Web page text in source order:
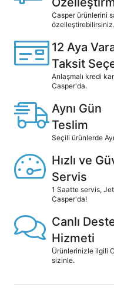
Casper ürünlerini
özelleştirebilirsiniz.
12 Aya
Taksit
Anlaşmalı kredi
Casper'da.
Aynı Gün
Teslim
Seçili ürünlerde
Hızlı ve
Servis
1 Saatte servis,
Casper'da!
Canlı
Hizmeti
Ürünlerinizle ilgili
sizinle.